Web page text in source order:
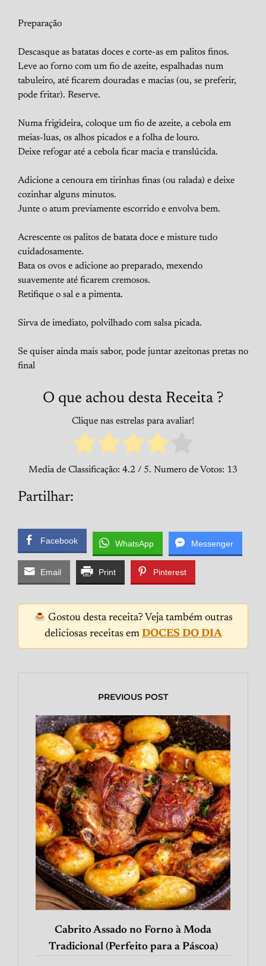
Preparação
Descasque as batatas doces e corte-as em palitos finos.
Leve ao forno com um fio de azeite, espalhadas num
tabuleiro, até ficarem douradas e macias (ou, se preferir,
pode fritar). Reserve.
Numa frigideira, coloque um fio de azeite, a cebola em
meias-luas, os alhos picados e a folha de louro.
Deixe refogar até a cebola ficar macia e translúcida.
Adicione a cenoura em tirinhas finas (ou ralada) e deixe
cozinhar alguns minutos.
Junte o atum previamente escorrido e envolva bem.
Acrescente os palitos de batata doce e misture tudo
cuidadosamente.
Bata os ovos e adicione ao preparado, mexendo
suavemente até ficarem cremosos.
Retifique o sal e a pimenta.
Sirva de imediato, polvilhado com salsa picada.
Se quiser ainda mais sabor, pode juntar azeitonas pretas no
final
O que achou desta Receita ?
Clique nas estrelas para avaliar!
Media de Classificação: 4.2 / 5. Numero de Votos: 13
Partilhar:
Facebook WhatsApp Messenger
Email Print Pinterest
Gostou desta receita? Veja também outras
deliciosas receitas em DOCES DO DIA
PREVIOUS POST
Cabrito Assado no Forno à Moda
Tradicional (Perfeito para a Páscoa)